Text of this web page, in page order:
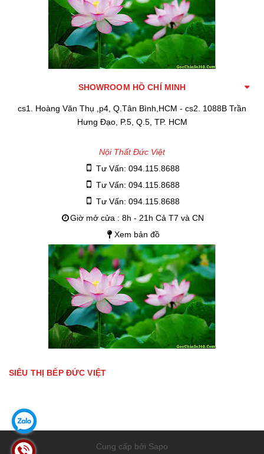
SHOWROOM HỒ CHÍ MINH
cs1. Hoàng Văn Thụ ,p4, Q.Tân Bình,HCM - cs2. 1088B Trần
Hưng Đạo, P.5, Q.5, TP. HCM
Nội Thất Đức Việt
Tư Vấn: 094.115.8688
Tư Vấn: 094.115.8688
Tư Vấn: 094.115.8688
Giờ mở cửa : 8h - 21h Cả T7 và CN
Xem bản đồ
SIÊU THỊ BẾP ĐỨC VIỆT
Cung cấp bởi Sapo